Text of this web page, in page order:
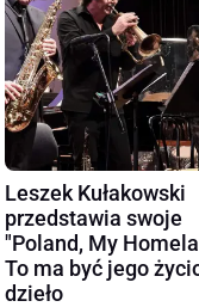
Leszek Kułakowski
przedstawia swoje
"Poland, My
To ma być jego
dzieło